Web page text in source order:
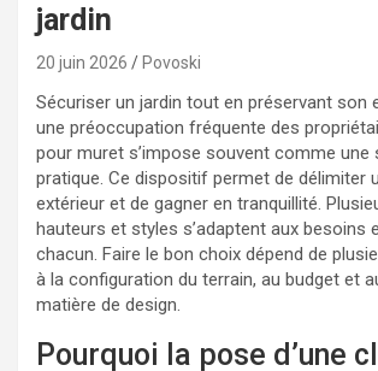
jardin
20 juin 2026 Povoski
Sécuriser un jardin tout en préservant son
une préoccupation fréquente des
pour muret s’impose souvent comme une
pratique. Ce dispositif permet de délimiter
extérieur et de gagner en tranquillité.
hauteurs et styles s’adaptent aux besoins
chacun. Faire le bon choix dépend de
à la configuration du terrain, au budget et
matière de design.
Pourquoi la pose d’une